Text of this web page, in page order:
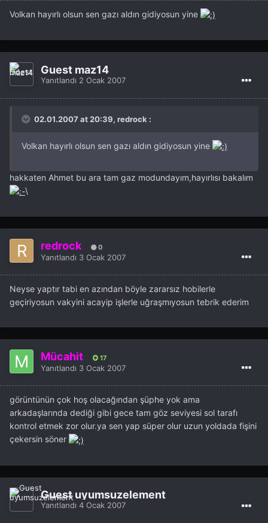
Volkan hayırlı olsun sen gazı aldın gidiyosun yine
Guest maz14
Yanıtlandı 2 Ocak 2007
02.01.2007 at 20:39, redrock :
Volkan hayırlı olsun sen gazı aldın gidiyosun yine
hakkaten Ahmet bu ara tam gaz modundayım,hayırlısı bakalım
\
redrock 0
Yanıtlandı 3 Ocak 2007
Neyse yaptır tabi en azından böyle zararsız hobilerle
geçiriyosun vakyini acayip işlerle uğraşmıyosun tebrik ederim
Mücahit 17
Yanıtlandı 3 Ocak 2007
görüntünün çok hoş olacağından şüphe yok ama
arkadaşlarında dediği gibi gece tam göz seviyesi sol tarafı
kontrol etmek zor olur.ya sen yap süper olur uzun yoldada fişini
çekersin söner
Guest uyumsuzelement
Yanıtlandı 4 Ocak 2007